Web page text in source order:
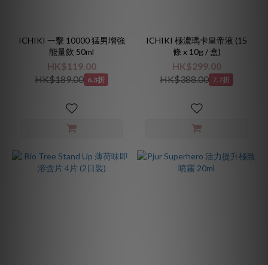
ICHIKI 一擊 10000 猛男增強
能量飲 50ml
HK$119.00
HK$189.00 6.3折
ICHIKI 極濃瑪卡皇帝液 (15
條 x 10g / 盒)
HK$299.00
HK$388.00 7.7折